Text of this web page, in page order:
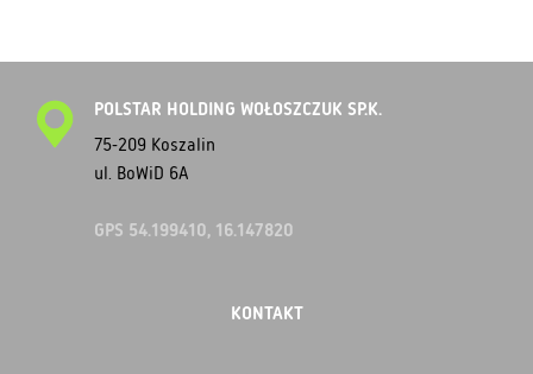
POLSTAR HOLDING WOŁOSZCZUK SP.K.
75-209 Koszalin
ul. BoWiD 6A
GPS 54.199410, 16.147820
KONTAKT